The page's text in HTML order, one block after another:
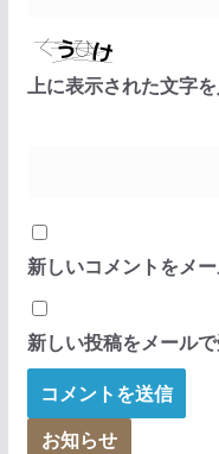
上に表示された文字を
新しいコメントをメ
新しい投稿をメール
お知らせ